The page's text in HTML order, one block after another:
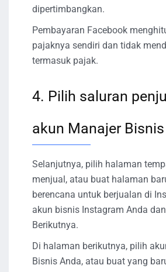
dipertimbangkan.
Pembayaran Facebook
pajaknya sendiri dan tidak
termasuk pajak.
4. Pilih saluran
akun Manajer
Selanjutnya, pilih halaman
menjual, atau buat halaman
berencana untuk berjualan di
akun bisnis Instagram Anda
Berikutnya.
Di halaman berikutnya, pilih
Bisnis Anda, atau buat yang